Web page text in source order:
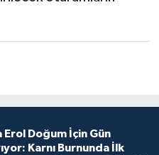
Erol Doğum İçin Gün
Karnı Burnunda İlk